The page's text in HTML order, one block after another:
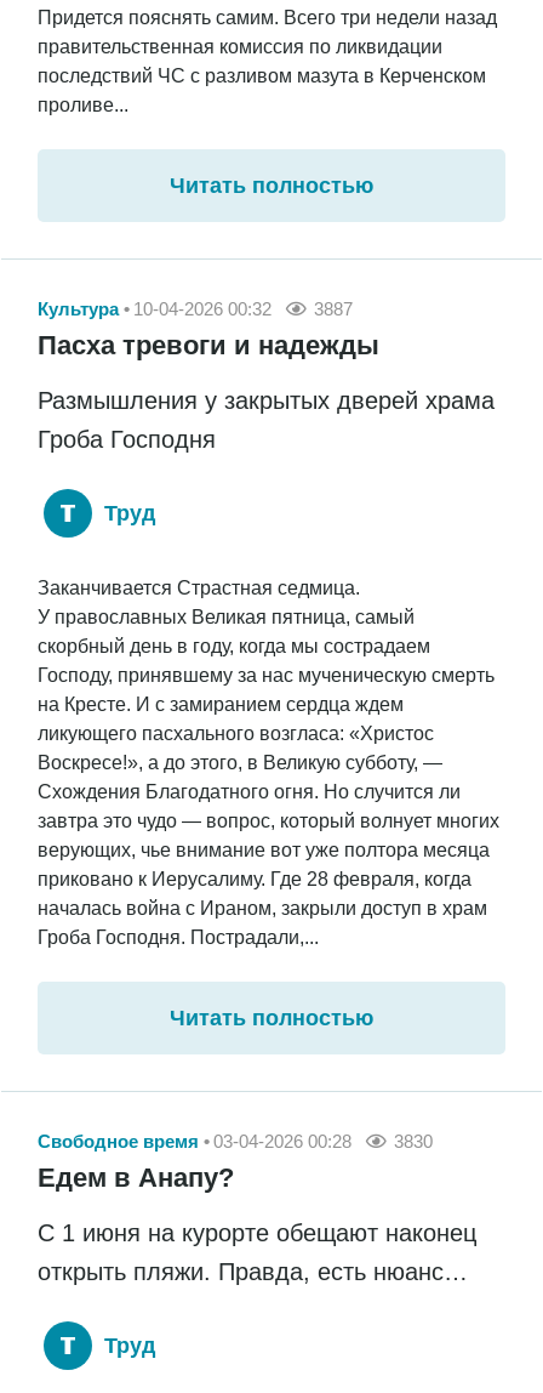
Придется пояснять самим. Всего три недели назад
правительственная комиссия по ликвидации
последствий ЧС с разливом мазута в Керченском
проливе...
Читать полностью
Культура 10-04-2026 00:32 3887
Пасха тревоги и надежды
Размышления у закрытых дверей храма
Гроба Господня
Труд
Заканчивается Страстная седмица.
У православных Великая пятница, самый
скорбный день в году, когда мы сострадаем
Господу, принявшему за нас мученическую смерть
на Кресте. И с замиранием сердца ждем
ликующего пасхального возгласа: «Христос
Воскресе!», а до этого, в Великую субботу, —
Схождения Благодатного огня. Но случится ли
завтра это чудо — вопрос, который волнует многих
верующих, чье внимание вот уже полтора месяца
приковано к Иерусалиму. Где 28 февраля, когда
началась война с Ираном, закрыли доступ в храм
Гроба Господня. Пострадали,...
Читать полностью
Свободное время 03-04-2026 00:28 3830
Едем в Анапу?
С 1 июня на курорте обещают наконец
открыть пляжи. Правда, есть нюанс…
Труд